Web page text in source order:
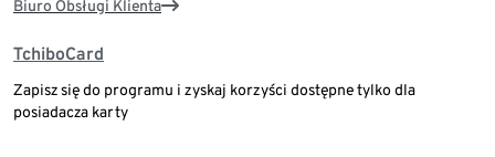
Biuro Obsługi Klienta
TchiboCard
Zapisz się do programu i zyskaj korzyści dostępne tylko dla
posiadacza karty